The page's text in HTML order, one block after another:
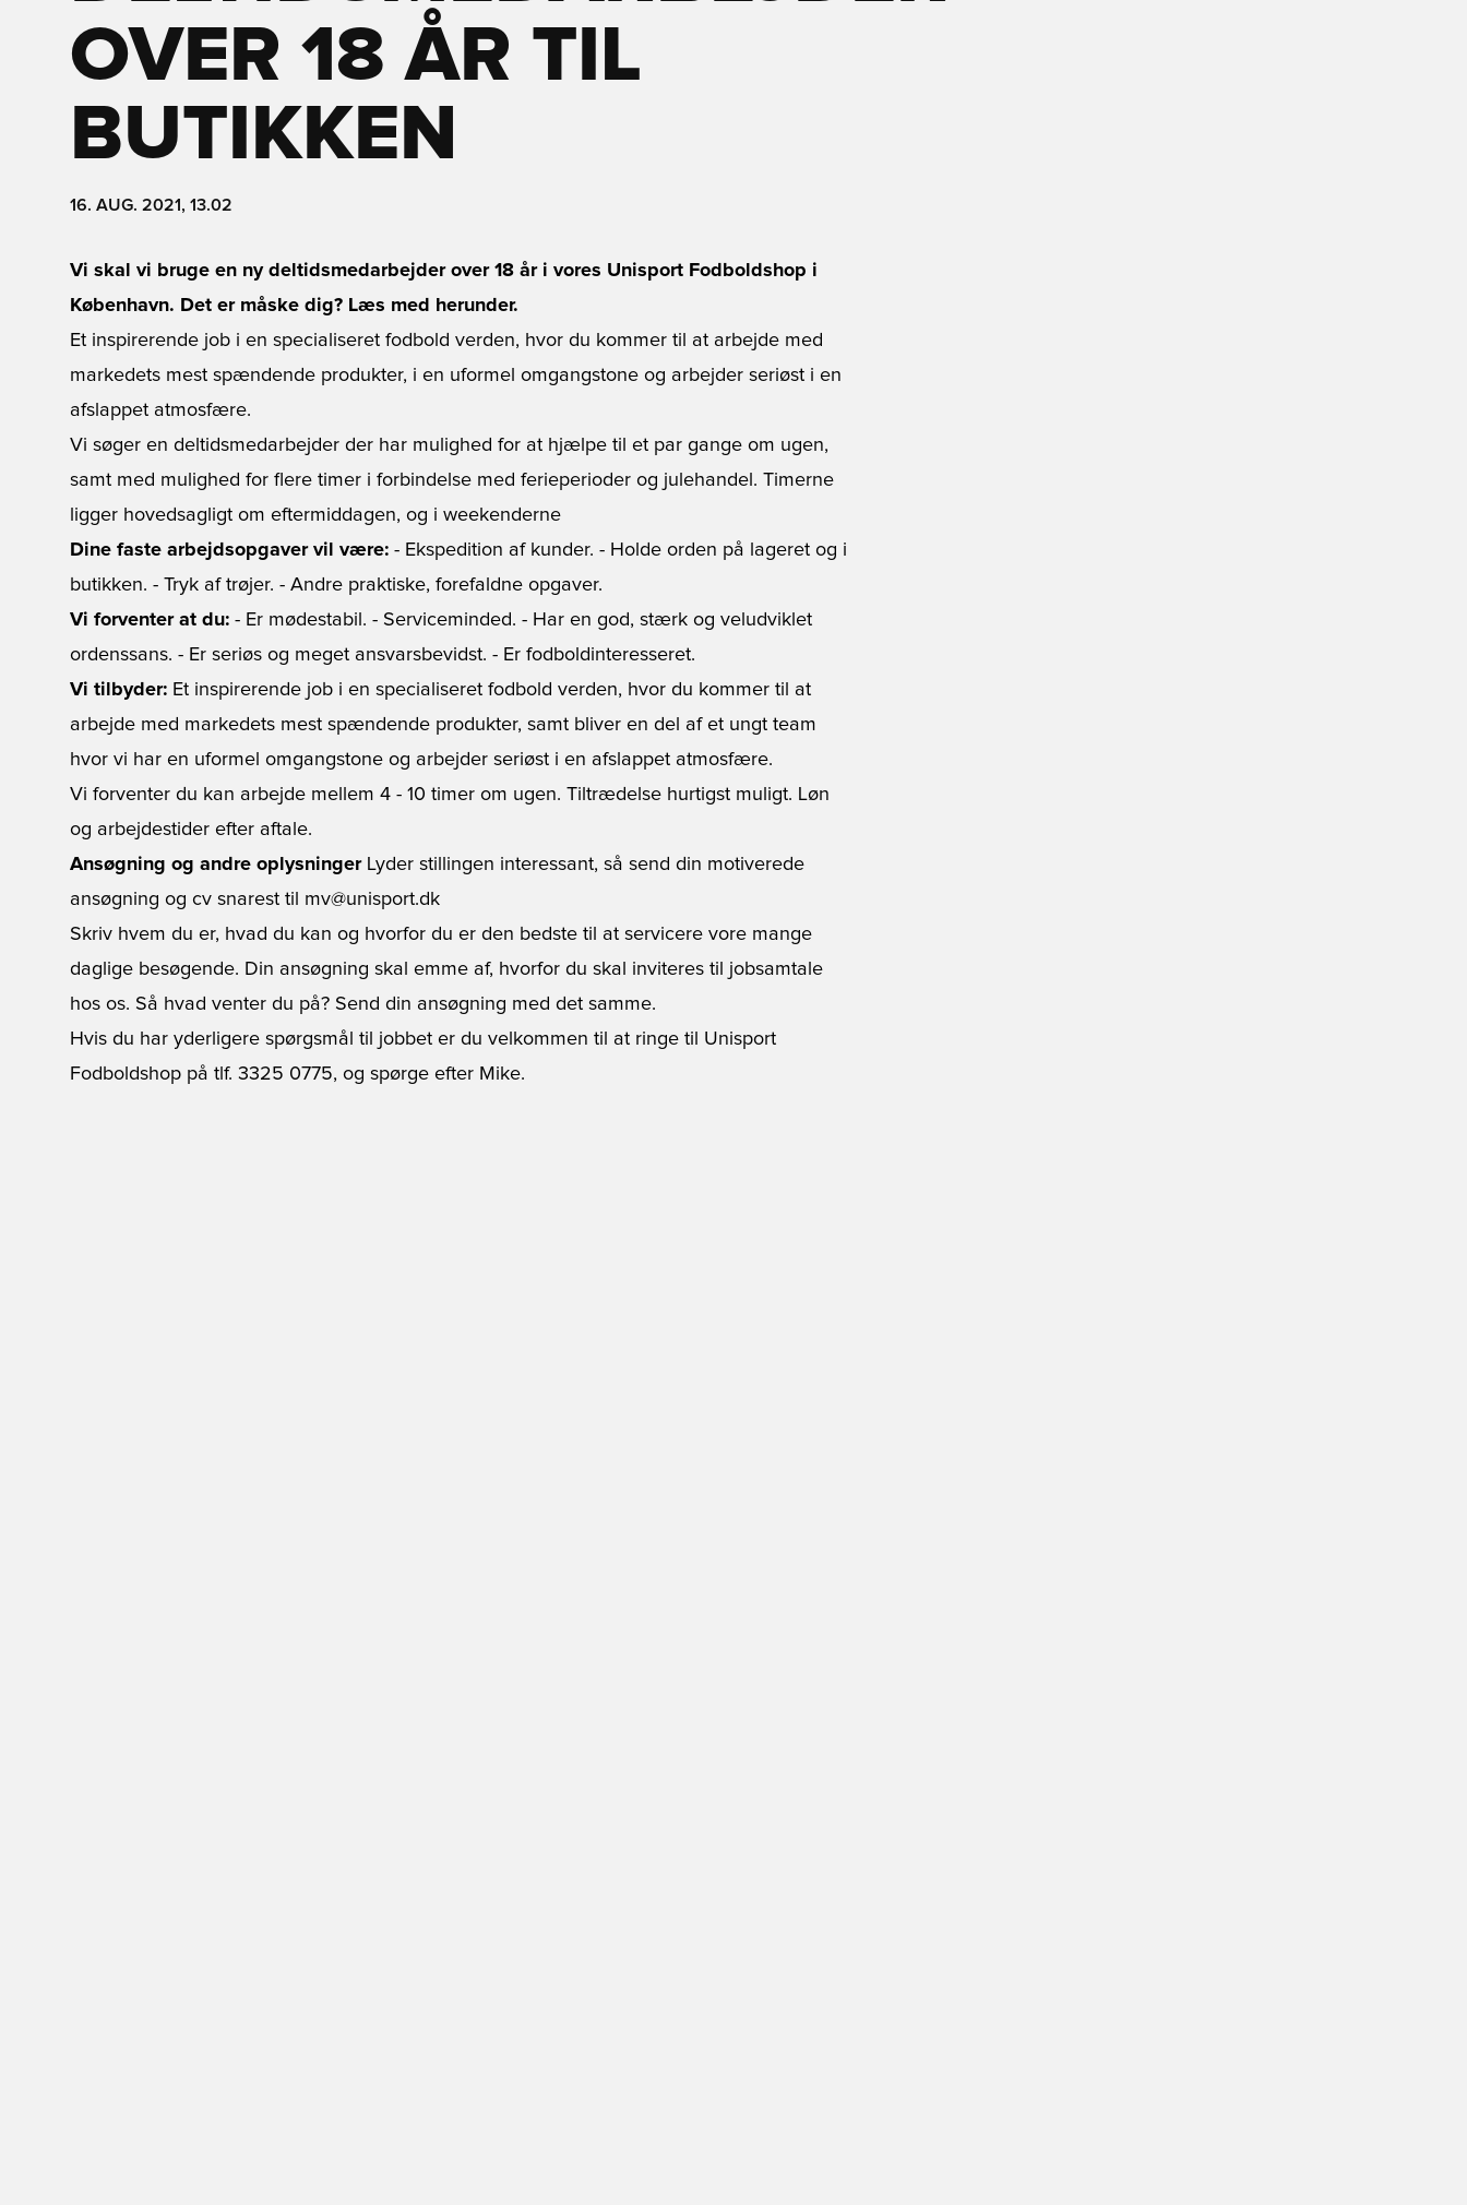
OVER 18 ÅR TIL
BUTIKKEN
16. AUG. 2021, 13.02
Vi skal vi bruge en ny deltidsmedarbejder over 18 år i vores Unisport Fodboldshop i
København. Det er måske dig? Læs med herunder.
Et inspirerende job i en specialiseret fodbold verden, hvor du kommer til at arbejde med
markedets mest spændende produkter, i en uformel omgangstone og arbejder seriøst i en
afslappet atmosfære.
Vi søger en deltidsmedarbejder der har mulighed for at hjælpe til et par gange om ugen,
samt med mulighed for flere timer i forbindelse med ferieperioder og julehandel. Timerne
ligger hovedsagligt om eftermiddagen, og i weekenderne
Dine faste arbejdsopgaver vil være: - Ekspedition af kunder. - Holde orden på lageret og i
butikken. - Tryk af trøjer. - Andre praktiske, forefaldne opgaver.
Vi forventer at du: - Er mødestabil. - Serviceminded. - Har en god, stærk og veludviklet
ordenssans. - Er seriøs og meget ansvarsbevidst. - Er fodboldinteresseret.
Vi tilbyder: Et inspirerende job i en specialiseret fodbold verden, hvor du kommer til at
arbejde med markedets mest spændende produkter, samt bliver en del af et ungt team
hvor vi har en uformel omgangstone og arbejder seriøst i en afslappet atmosfære.
Vi forventer du kan arbejde mellem 4 - 10 timer om ugen. Tiltrædelse hurtigst muligt. Løn
og arbejdestider efter aftale.
Ansøgning og andre oplysningerLyder stillingen interessant, så send din motiverede
ansøgning og cv snarest til mv@unisport.dk
Skriv hvem du er, hvad du kan og hvorfor du er den bedste til at servicere vore mange
daglige besøgende. Din ansøgning skal emme af, hvorfor du skal inviteres til jobsamtale
hos os. Så hvad venter du på? Send din ansøgning med det samme.
Hvis du har yderligere spørgsmål til jobbet er du velkommen til at ringe til Unisport
Fodboldshop på tlf. 3325 0775, og spørge efter Mike.